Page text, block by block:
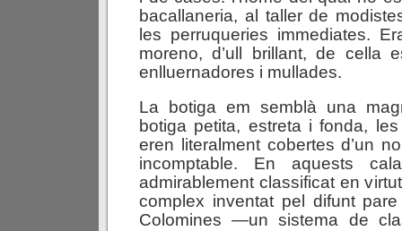
bacallaneria, al taller de
les perruqueries immediates.
moreno, d’ull brillant, de cella
enlluernadores i mullades.
La botiga em semblà una
botiga petita, estreta i fonda,
eren literalment cobertes d’un
incomptable. En aquests
admirablement classificat en
complex inventat pel difunt
Colomines —un sistema de